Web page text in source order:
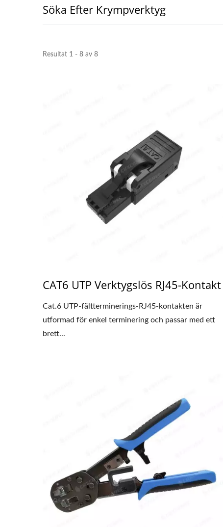
Söka Efter Krympverktyg
Resultat 1 - 8 av 8
CAT6 UTP Verktygslös RJ45-Kontakt
Cat.6 UTP-fältterminerings-RJ45-kontakten är
utformad för enkel terminering och passar med ett
brett...